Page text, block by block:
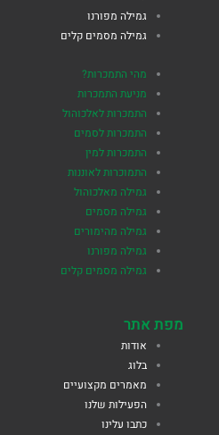
גמילה מפורנו
גמילה מסמים קלים
מהי התמכרות?
מניעת התמכרות
התמכרות לאלכוהול
התמכרות לסמים
התמכרות למין
התמוכרות לאוננות
גמילה מאלכוהול
גמילה מסמים
גמילה מהימורים
גמילה מפורנו
גמילה מסמים קלים
מפת אתר
אודות
בלוג
מאמרים מקצועיים
הפעילות שלנו
כתבו עלינו